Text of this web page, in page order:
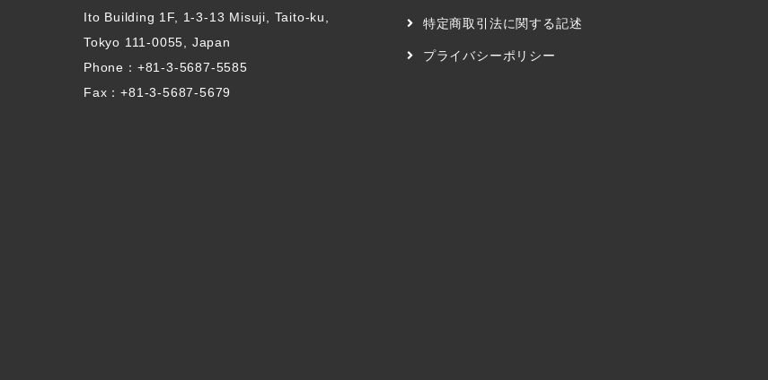
Ito Building 1F, 1-3-13 Misuji, Taito-ku,
Tokyo 111-0055, Japan
Phone： +81-3-5687-5585
Fax：+81-3-5687-5679
特定商取引法に関する記述
プライバシーポリシー